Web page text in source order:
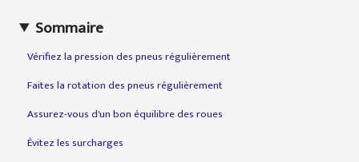
Sommaire
Vérifiez la pression des pneus régulièrement
Faites la rotation des pneus régulièrement
Assurez-vous d'un bon équilibre des roues
Évitez les surcharges